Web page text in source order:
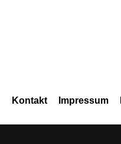
überspringen
Kontakt Impressum